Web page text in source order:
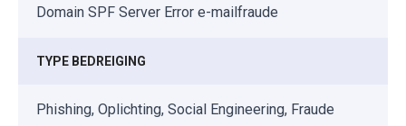
Domain SPF Server Error e-mailfraude
TYPE BEDREIGING
Phishing, Oplichting, Social Engineering, Fraude